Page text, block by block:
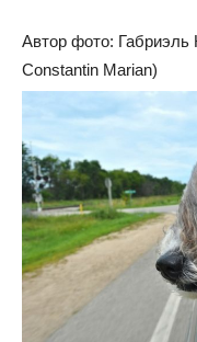
Автор фото: Габриэль
Constantin Marian)